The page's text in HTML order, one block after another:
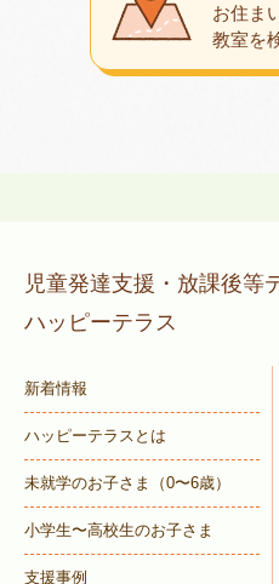
お住ま
教室を
児童発達支援・放課後等
ハッピーテラス
新着情報
ハッピーテラスとは
未就学のお子さま （0〜6歳）
小学生〜高校生のお子さま
支援事例